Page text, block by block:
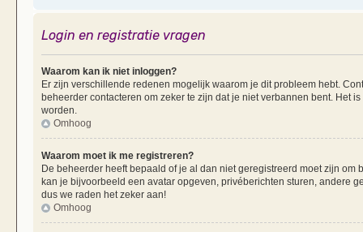
Login en registratie vragen
Waarom kan ik niet inloggen?
Er zijn verschillende redenen mogelijk waarom je dit probleem hebt.
beheerder contacteren om zeker te zijn dat je niet verbannen bent. Het
worden.
Omhoog
Waarom moet ik me registreren?
De beheerder heeft bepaald of je al dan niet geregistreerd moet zijn
kan je bijvoorbeeld een avatar opgeven, privéberichten sturen, andere
dus we raden het zeker aan!
Omhoog